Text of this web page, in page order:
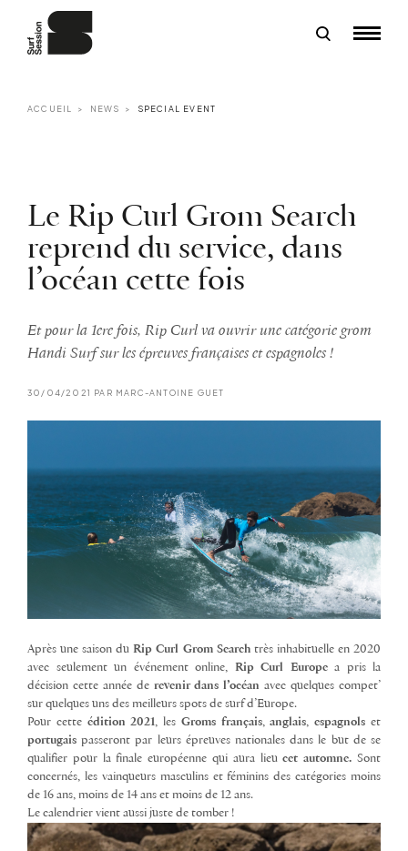
ACCUEIL NEWS SPECIAL EVENT
Le Rip Curl Grom Search
reprend du service, dans
l’océan cette fois
Et pour la 1ere fois, Rip Curl va ouvrir une catégorie grom
Handi Surf sur les épreuves françaises et espagnoles !
30/04/2021 PAR MARC-ANTOINE GUET
Après une saison du Rip Curl Grom Search très inhabituelle en 2020
avec seulement un événement online, Rip Curl Europea pris la
décision cette année de revenir dans l’océan avec quelques compet’
sur quelques uns des meilleurs spots de surf d’Europe.
Pour cette édition 2021, les Groms français,anglais,espagnols et
portugais passeront par leurs épreuves nationales dans le but de se
qualifier pour la finale européenne qui aura lieucet automne. Sont
concernés, les vainqueurs masculins et féminins des catégories moins
de 16 ans, moins de 14 ans et moins de 12 ans.
Le calendrier vient aussi juste de tomber !